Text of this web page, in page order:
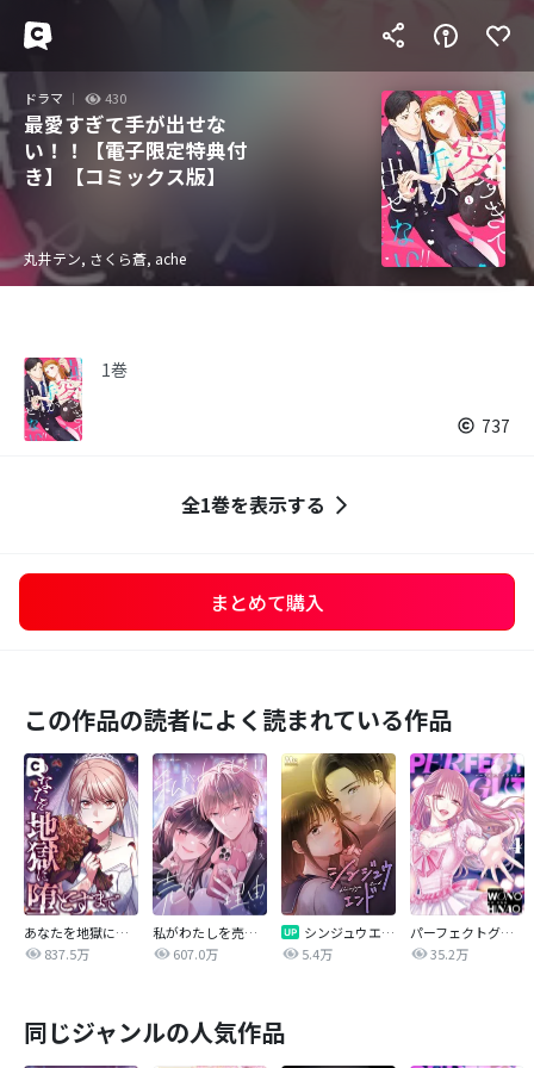
ドラマ 430
最愛すぎて手が出せな
い！！【電子限定特典付
き】【コミックス版】
丸井テン, さくら蒼, ache
1巻
737
全1巻を表示する
まとめて購入
この作品の読者によく読まれている作品
あなたを地獄に堕とすまで
837.5万
私がわたしを売る理由
607.0万
シンジュウエンド【タテヨミ】
5.4万
パーフェクトグリッター
35.2万
同じジャンルの人気作品